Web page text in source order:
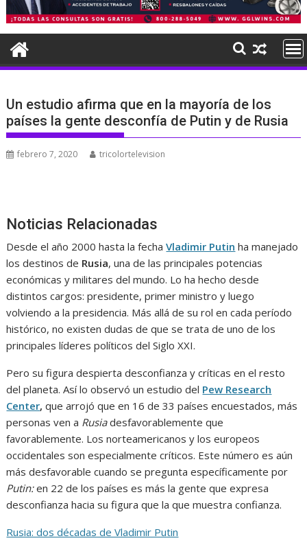
Un estudio afirma que en la mayoría de los
países la gente desconfía de Putin y de Rusia
febrero 7, 2020 tricolortelevision
Noticias Relacionadas
Desde el año 2000 hasta la fechaVladimir Putin ha manejado
los destinos de Rusia, una de las principales potencias
económicas y militares del mundo. Lo ha hecho desde
distintos cargos: presidente, primer ministro y luego
volviendo a la presidencia. Más allá de su rol en cada período
histórico, no existen dudas de que se trata de uno de los
principales líderes políticos del Siglo XXI.
Pero su figura despierta desconfianza y críticas en el resto
del planeta. Así lo observó un estudio del Pew Research
Center,que arrojó que en 16 de 33 países encuestados, más
personas ven a Rusiadesfavorablemente que
favorablemente. Los norteamericanos y los europeos
occidentales son especialmente críticos. Este número es aún
más desfavorable cuando se pregunta específicamente por
Putin:en 22 de los países es más la gente que expresa
desconfianza hacia su figura que la que muestra confianza.
Rusia: dos décadas de Vladimir Putin